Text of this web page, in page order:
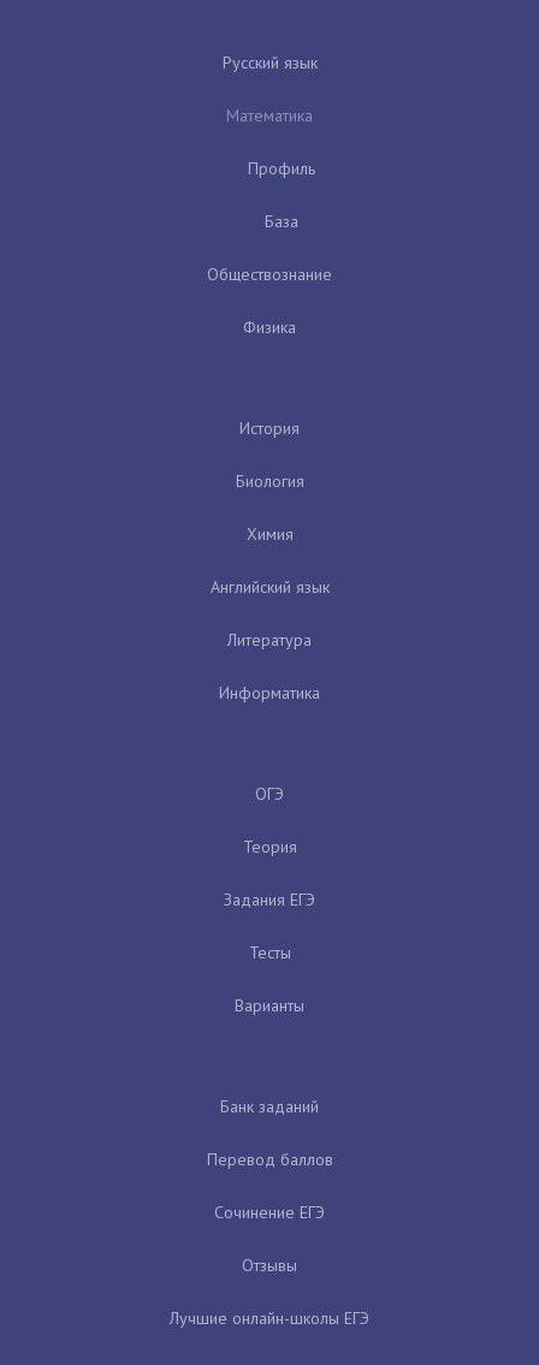
Русский язык
Математика
Профиль
База
Обществознание
Физика
История
Биология
Химия
Английский язык
Литература
Информатика
ОГЭ
Теория
Задания ЕГЭ
Тесты
Варианты
Банк заданий
Перевод баллов
Сочинение ЕГЭ
Отзывы
Лучшие онлайн-школы ЕГЭ